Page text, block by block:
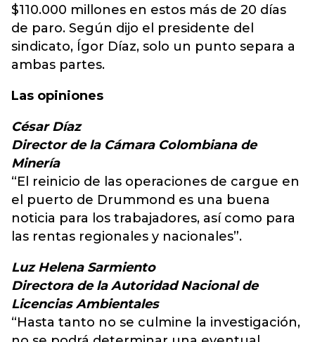
$110.000 millones en estos más de 20 días
de paro. Según dijo el presidente del
sindicato, Ígor Díaz, solo un punto separa a
ambas partes.
Las opiniones
César Díaz
Director de la Cámara Colombiana de
Minería
“El reinicio de las operaciones de cargue en
el puerto de Drummond es una buena
noticia para los trabajadores, así como para
las rentas regionales y nacionales”.
Luz Helena Sarmiento
Directora de la Autoridad Nacional de
Licencias Ambientales
“Hasta tanto no se culmine la investigación,